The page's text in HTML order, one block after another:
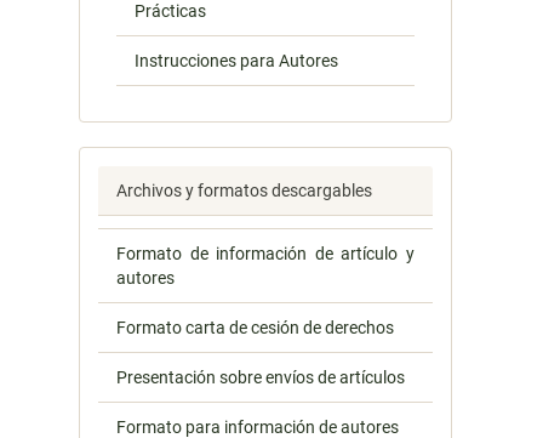
Prácticas
Instrucciones para Autores
Archivos y formatos descargables
Formato de información de artículo y
autores
Formato carta de cesión de derechos
Presentación sobre envíos de artículos
Formato para información de autores